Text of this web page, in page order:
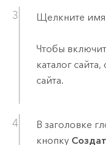
Щелкните имя
Чтобы
каталог
сайта.
В заголовке
кнопку